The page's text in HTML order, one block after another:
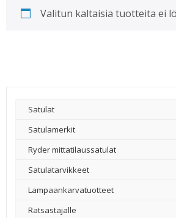
Valitun kaltaisia tuotteita ei
Satulat
Satulamerkit
Ryder mittatilaussatulat
Satulatarvikkeet
–
Lampaankarvatuotteet
Ratsastajalle